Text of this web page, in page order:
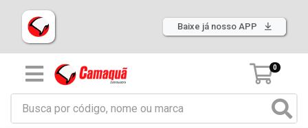
Baixe já nosso APP
0